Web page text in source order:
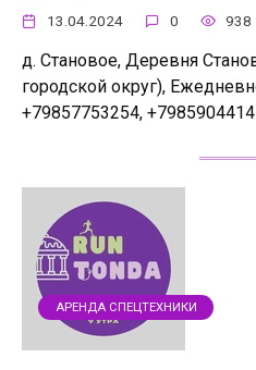
13.04.2024 0 938
д. Становое, Деревня
городской округ),
+79857753254,
АРЕНДА СПЕЦТЕХНИКИ